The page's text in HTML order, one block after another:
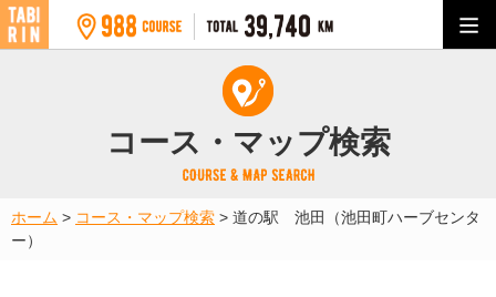
コース・マップ検索
ホーム > コース・マップ検索 > 道の駅 池田（池田町ハーブセンタ
ー）